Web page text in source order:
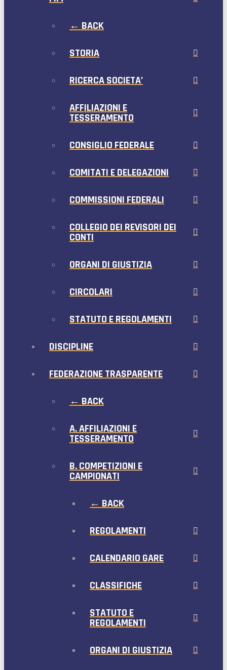
← BACK
STORIA
RICERCA SOCIETA’
AFFILIAZIONI E
TESSERAMENTO
CONSIGLIO FEDERALE
COMITATI E DELEGAZIONI
COMMISSIONI FEDERALI
COLLEGIO DEI REVISORI DEI
CONTI
ORGANI DI GIUSTIZIA
CIRCOLARI
STATUTO E REGOLAMENTI
DISCIPLINE
FEDERAZIONE TRASPARENTE
← BACK
A. AFFILIAZIONI E
TESSERAMENTO
B. COMPETIZIONI E
CAMPIONATI
← BACK
REGOLAMENTI
CALENDARIO GARE
CLASSIFICHE
STATUTO E
REGOLAMENTI
ORGANI DI GIUSTIZIA